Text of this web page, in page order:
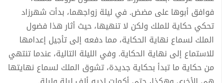
فوافق أبوها على مضض. في ليلة زواجهما، بدأت شهرزاد
تحكي حكاية للملك ولكن لا تنهيها، حيث أثار هذا فضول
الملك لسماع نهاية الحكاية، مما دفعه إلى تأجيل إعدامها
للاستماع إلى نهاية الحكاية. وفي الليلة التالية، عندما تنتهي
من حكاية ما تبدأ بحكاية جديدة، تشوق الملك لسماع نهايتها